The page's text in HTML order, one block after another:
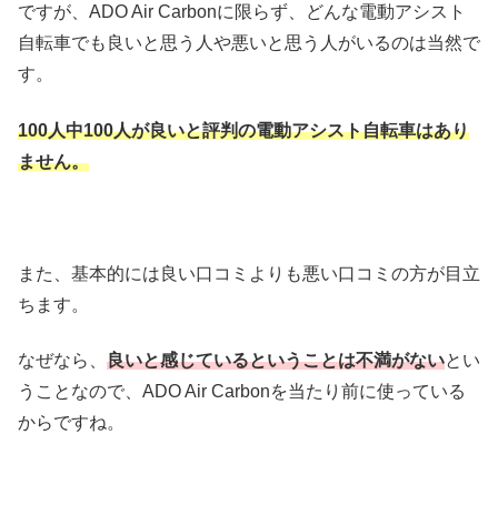
ですが、ADO Air Carbonに限らず、どんな電動アシスト
自転車でも良いと思う人や悪いと思う人がいるのは当然で
す。
100人中100人が良いと評判の電動アシスト自転車はあり
ません。
また、基本的には良い口コミよりも悪い口コミの方が目立
ちます。
なぜなら、 良いと感じているということは不満がないとい
うことなので、ADO Air Carbonを当たり前に使っている
からですね。